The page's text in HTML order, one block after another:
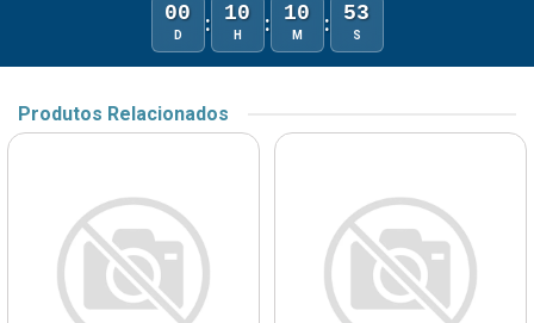
00
D : 10
H : 10
M : 53
S
Produtos Relacionados